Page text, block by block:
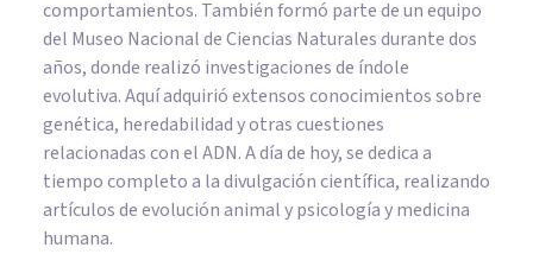
comportamientos. También formó parte de un equipo
del Museo Nacional de Ciencias Naturales durante dos
años, donde realizó investigaciones de índole
evolutiva. Aquí adquirió extensos conocimientos sobre
genética, heredabilidad y otras cuestiones
relacionadas con el ADN. A día de hoy, se dedica a
tiempo completo a la divulgación científica, realizando
artículos de evolución animal y psicología y medicina
humana.